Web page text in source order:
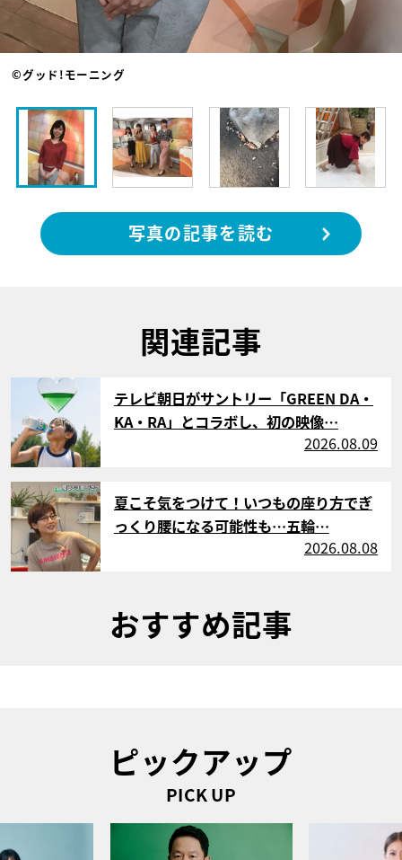
©グッド!モーニング
写真の記事を読む
関連記事
テレビ朝日がサントリー「GREEN DA・
KA・RA」とコラボし、初の映像…
2026.08.09
サムネイル
夏こそ気をつけて！いつもの座り方でぎ
っくり腰になる可能性も…五輪…
2026.08.08
おすすめ記事
ピックアップ
PICK UP